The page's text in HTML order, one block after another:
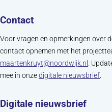
Contact
Voor vragen en opmerkingen over
contact opnemen met het
maartenkruyt@noordwijk.nl
.
mee in onzedigitale nieuwsbrief
Digitale nieuwsbrief